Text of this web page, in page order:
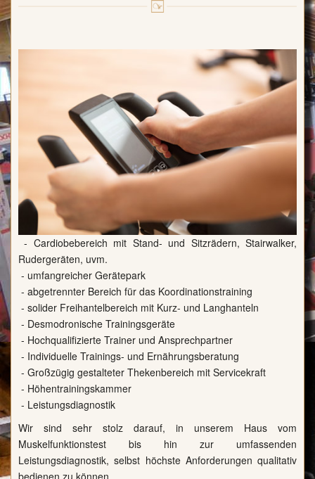
- Cardiobebereich mit Stand- und Sitzrädern, Stairwalker,
Rudergeräten, uvm.
- umfangreicher Gerätepark
- abgetrennter Bereich für das Koordinationstraining
- solider Freihantelbereich mit Kurz- und Langhanteln
- Desmodronische Trainingsgeräte
- Hochqualifizierte Trainer und Ansprechpartner
- Individuelle Trainings- und Ernährungsberatung
- Großzügig gestalteter Thekenbereich mit Servicekraft
- Höhentrainingskammer
- Leistungsdiagnostik
Wir sind sehr stolz darauf, in unserem Haus vom
Muskelfunktionstest bis hin zur umfassenden
Leistungsdiagnostik, selbst höchste Anforderungen qualitativ
bedienen zu können.